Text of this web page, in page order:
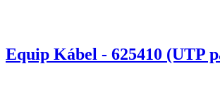
Equip Kábel - 625410 (UTP